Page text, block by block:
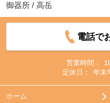
御器所 / 高岳
電話で
営業時間：
定休日：
年末
ホーム